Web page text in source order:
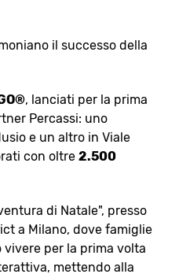
il successo della
, lanciati per la prima
Percassi: uno
e un altro in Viale
con oltre 2.500
di Natale", presso
a Milano, dove famiglie
per la prima volta
mettendo alla